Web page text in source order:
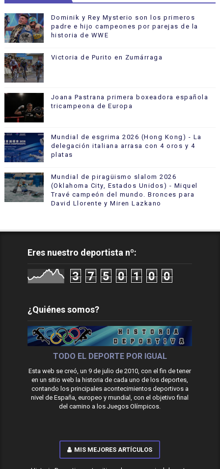
Dominik y Rey Mysterio son los primeros
padre e hijo campeones por parejas de la
historia de WWE
Victoria de Purito en Zumárraga
Joana Pastrana primera boxeadora española
tricampeona de Europa
Mundial de esgrima 2026 (Hong Kong) - La
delegación italiana arrasa con 4 oros y 4
platas
Mundial de piragüismo slalom 2026
(Oklahoma City, Estados Unidos) - Miquel
Travé campeón del mundo. Bronces para
David Llorente y Miren Lazkano
Eres nuestro deportista nº:
3 7 5 0 1 0 0
¿Quiénes somos?
TODO EL DEPORTE POR IGUAL
Esta web se creó, un 9 de julio de 2010, con el fin de tener
en un sitio web la historia de cada uno de los deportes,
contando los principales acontecimientos deportivos a
nivel de España, europeo y mundial, con el objetivo final
del camino a los Juegos Olímpicos.
MIS MEJORES ARTÍCULOS